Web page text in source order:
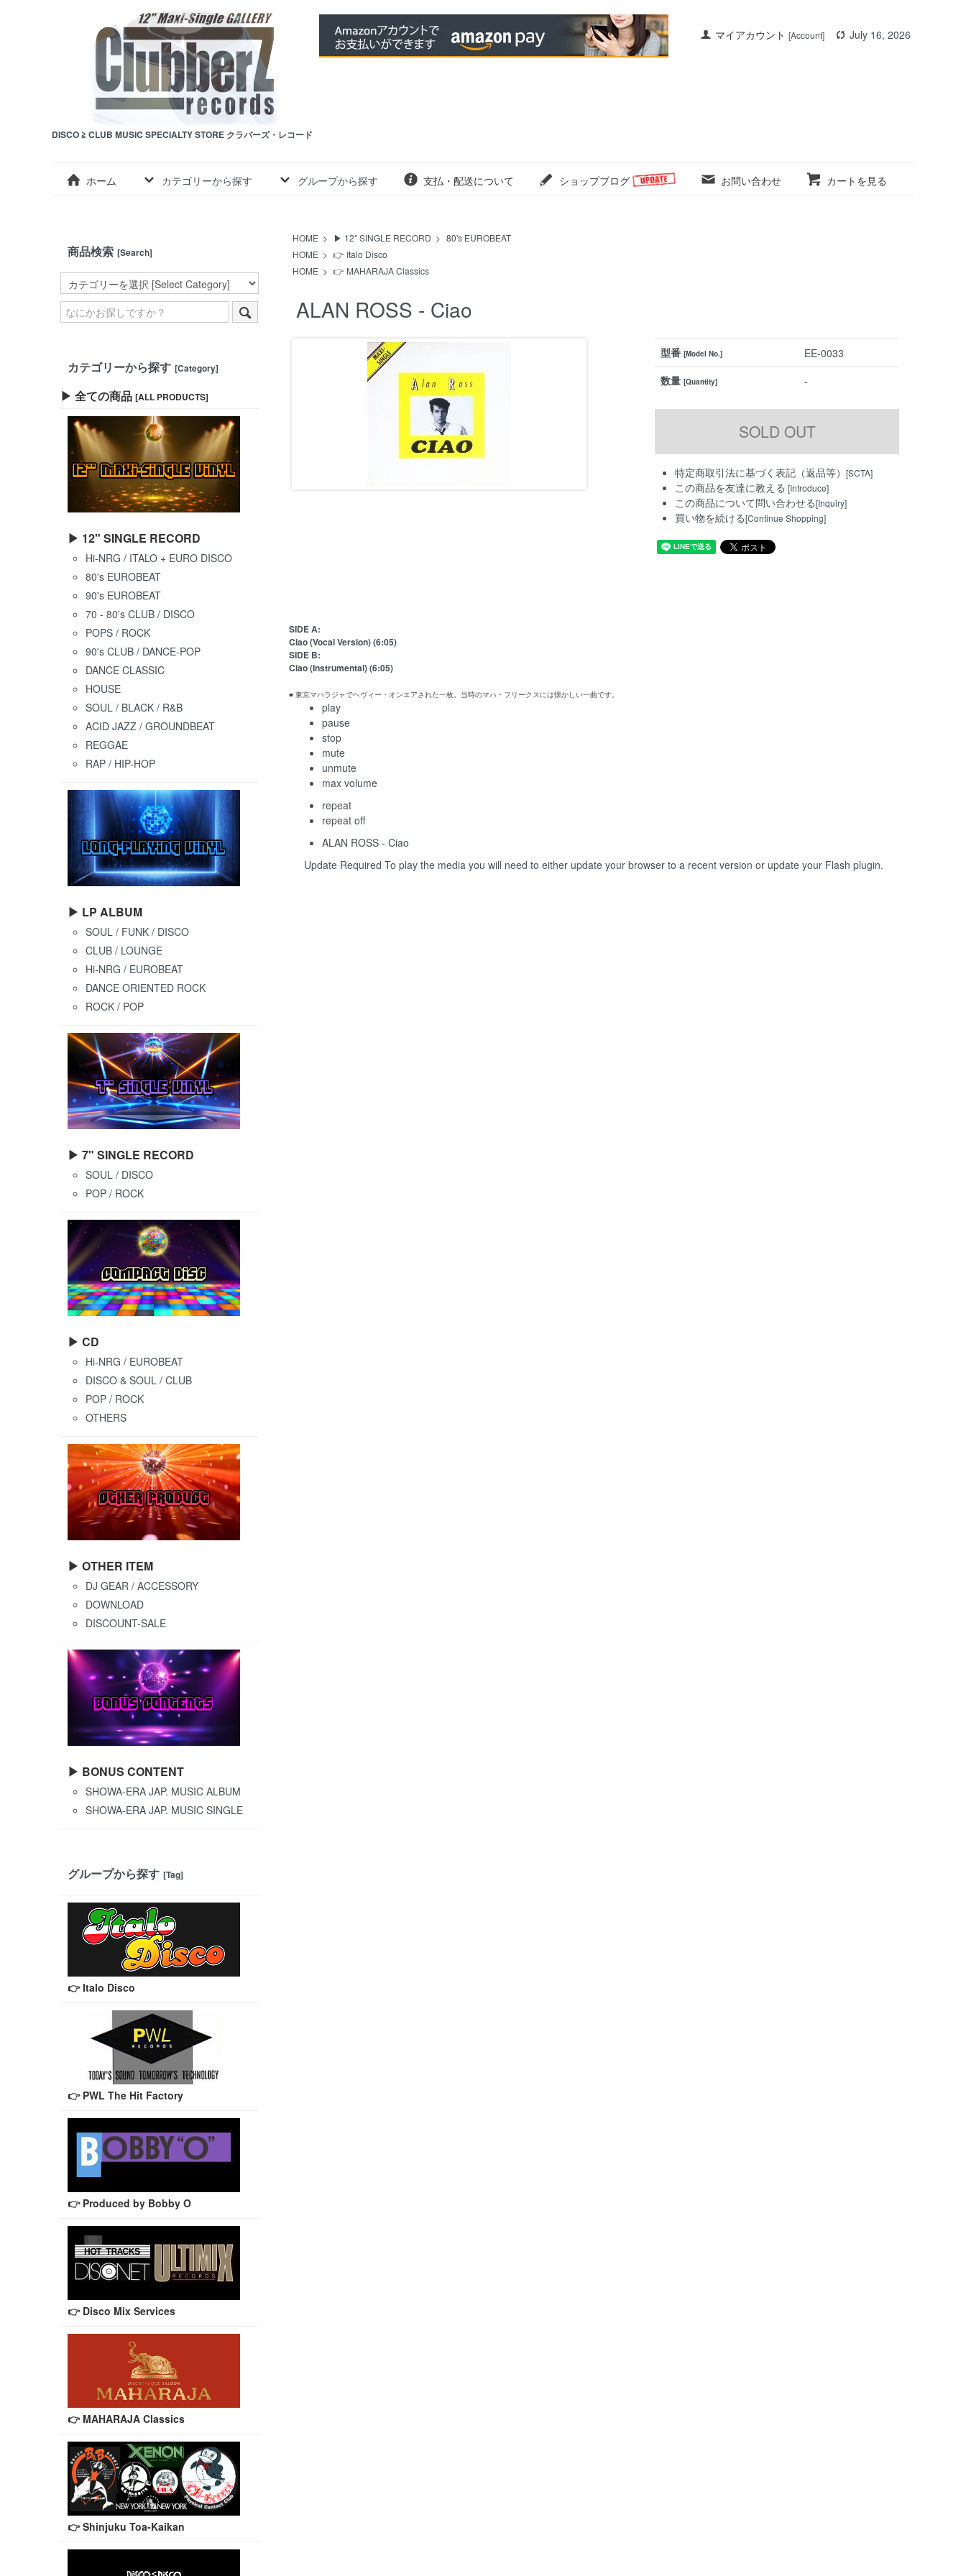
マイアカウント [Account] July 16, 2026
DISCO ≧ CLUB MUSIC SPECIALTY STORE クラバーズ・レコード
ホーム カテゴリーから探す グループから探す 支払・配送について ショップブログ お問い合わせ カートを見る
HOME > ▶ 12" SINGLE RECORD > 80's EUROBEAT
HOME > 👉 Italo Disco
HOME > 👉 MAHARAJA Classics
ALAN ROSS - Ciao
型番[Model No.]
EE-0033
数量[Quantity] -
特定商取引法に基づく表記（返品等）[SCTA]
この商品を友達に教える [Introduce]
この商品について問い合わせる[Inquiry]
買い物を続ける[Continue Shopping]
SIDE A:
Ciao (Vocal Version) (6:05)
SIDE B:
Ciao (Instrumental) (6:05)
■ 東京マハラジャでヘヴィー・オンエアされた一枚。当時のマハ・フリークスには懐かしい一曲です。
play
pause
stop
mute
unmute
max volume
repeat
repeat off
ALAN ROSS - Ciao
Update Required To play the media you will need to either update your browser to a recent version or update your Flash plugin.
商品検索 [Search]
カテゴリーから探す [Category]
▶ 全ての商品 [ALL PRODUCTS]
▶ 12" SINGLE RECORD
Hi-NRG / ITALO + EURO DISCO
80's EUROBEAT
90's EUROBEAT
70 - 80's CLUB / DISCO
POPS / ROCK
90's CLUB / DANCE-POP
DANCE CLASSIC
HOUSE
SOUL / BLACK / R&B
ACID JAZZ / GROUNDBEAT
REGGAE
RAP / HIP-HOP
▶ LP ALBUM
SOUL / FUNK / DISCO
CLUB / LOUNGE
Hi-NRG / EUROBEAT
DANCE ORIENTED ROCK
ROCK / POP
▶ 7" SINGLE RECORD
SOUL / DISCO
POP / ROCK
▶ CD
Hi-NRG / EUROBEAT
DISCO & SOUL / CLUB
POP / ROCK
OTHERS
▶ OTHER ITEM
DJ GEAR / ACCESSORY
DOWNLOAD
DISCOUNT-SALE
▶ BONUS CONTENT
SHOWA-ERA JAP. MUSIC ALBUM
SHOWA-ERA JAP. MUSIC SINGLE
グループから探す [Tag]
👉 Italo Disco
👉 PWL The Hit Factory
👉 Produced by Bobby O
👉 Disco Mix Services
👉 MAHARAJA Classics
👉 Shinjuku Toa-Kaikan